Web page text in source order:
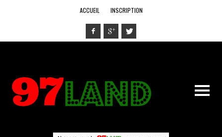
ACCUEIL INSCRIPTION